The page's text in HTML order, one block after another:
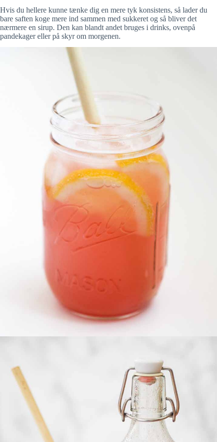
Hvis du hellere kunne tænke dig en mere tyk konsistens, så lader du
bare saften koge mere ind sammen med sukkeret og så bliver det
nærmere en sirup. Den kan blandt andet bruges i drinks, ovenpå
pandekager eller på skyr om morgenen.